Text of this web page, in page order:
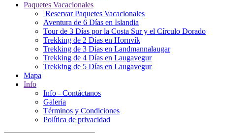
Paquetes Vacacionales
Reservar Paquetes Vacacionales
Aventura de 6 Días en Islandia
Tour de 3 Días por la Costa Sur y el Círculo Dorado
Trekking de 2 Días en Hornvík
Trekking de 3 Días en Landmannalaugar
Trekking de 4 Días en Laugavegur
Trekking de 5 Días en Laugavegur
Mapa
Info
Info - Contáctanos
Galería
Términos y Condiciones
Política de privacidad